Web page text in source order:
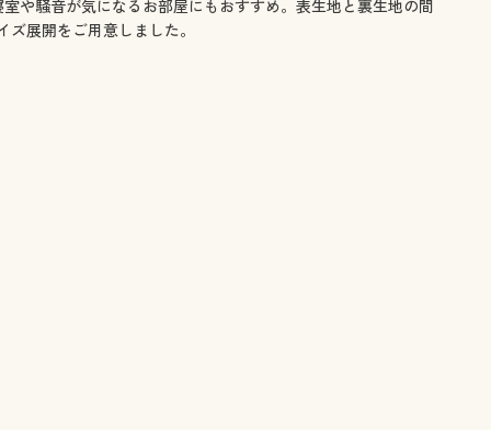
や騒音が気になるお部屋にもおすすめ。表生地と裏生地の間
展開をご用意しました。